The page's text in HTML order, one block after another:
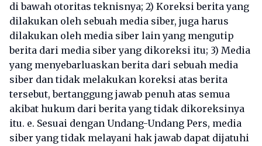
di bawah otoritas teknisnya; 2) Koreksi berita yang
dilakukan oleh sebuah media siber, juga harus
dilakukan oleh media siber lain yang mengutip
berita dari media siber yang dikoreksi itu; 3) Media
yang menyebarluaskan berita dari sebuah media
siber dan tidak melakukan koreksi atas berita
tersebut, bertanggung jawab penuh atas semua
akibat hukum dari berita yang tidak dikoreksinya
itu. e. Sesuai dengan Undang-Undang Pers, media
siber yang tidak melayani hak jawab dapat dijatuhi